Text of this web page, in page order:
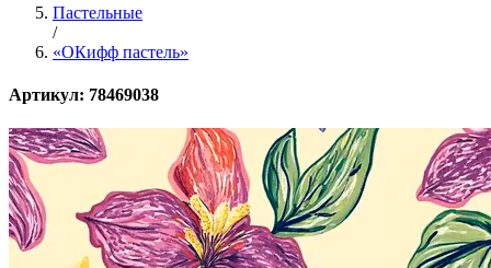
Пастельные
/
«ОКифф пастель»
Артикул: 78469038